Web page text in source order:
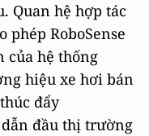
Quan hệ hợp tác
phép RoboSense
của hệ thống
hiệu xe hơi bán
đẩy
dẫn đầu thị trường